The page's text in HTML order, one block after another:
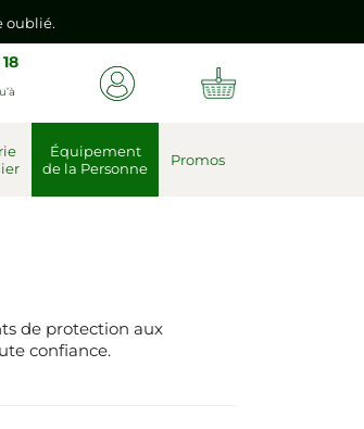
votre nouvel espace client.
oublié.
votre nouvel espace client.
Équipement
de la Personne
Promos
de protection aux
confiance.